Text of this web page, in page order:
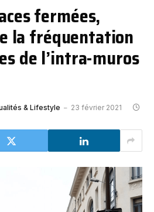
fermées,
la fréquentation
de l’intra-muros
& Lifestyle 23 février 2021